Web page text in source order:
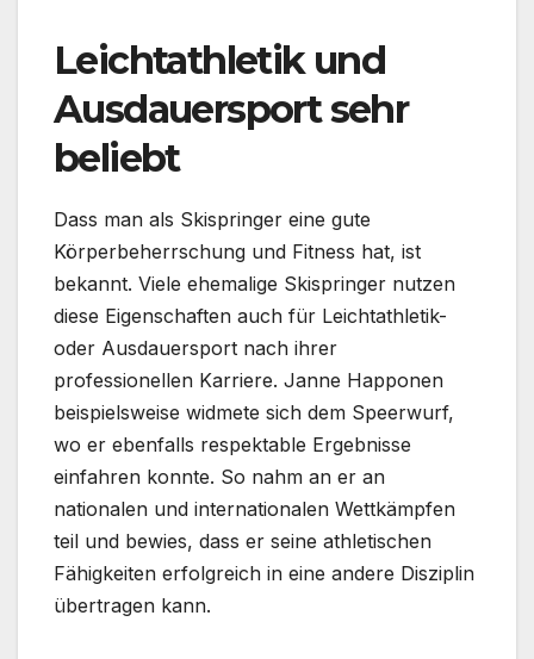
Leichtathletik und
Ausdauersport sehr
beliebt
Dass man als Skispringer eine gute
Körperbeherrschung und Fitness hat, ist
bekannt. Viele ehemalige Skispringer nutzen
diese Eigenschaften auch für Leichtathletik-
oder Ausdauersport nach ihrer
professionellen Karriere. Janne Happonen
beispielsweise widmete sich dem Speerwurf,
wo er ebenfalls respektable Ergebnisse
einfahren konnte. So nahm an er an
nationalen und internationalen Wettkämpfen
teil und bewies, dass er seine athletischen
Fähigkeiten erfolgreich in eine andere Disziplin
übertragen kann.